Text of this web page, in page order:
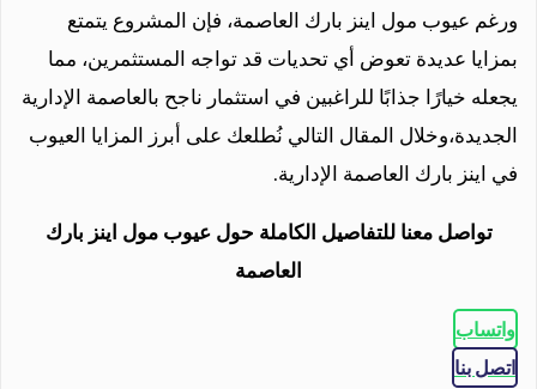
ورغم عيوب مول اينز بارك العاصمة، فإن المشروع يتمتع
بمزايا عديدة تعوض أي تحديات قد تواجه المستثمرين، مما
يجعله خيارًا جذابًا للراغبين في استثمار ناجح بالعاصمة الإدارية
الجديدة،وخلال المقال التالي نُطلعك على أبرز المزايا العيوب
في اينز بارك العاصمة الإدارية.
تواصل معنا للتفاصيل الكاملة حول عيوب مول اينز بارك
العاصمة
واتساب
اتصل بنا